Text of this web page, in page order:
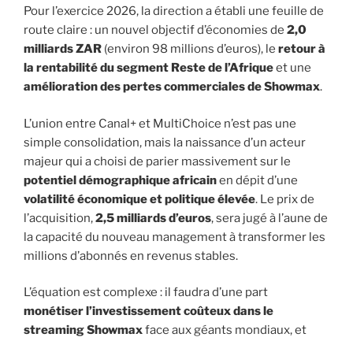
Pour l’exercice 2026, la direction a établi une feuille de
route claire : un nouvel objectif d’économies de 2,0
milliards ZAR (environ 98 millions d’euros), le retour à
la rentabilité du segment Reste de l’Afriqueet une
amélioration des pertes commerciales de Showmax.
L’union entre Canal+ et MultiChoice n’est pas une
simple consolidation, mais la naissance d’un acteur
majeur qui a choisi de parier massivement sur le
potentiel démographique africainen dépit d’une
volatilité économique et politique élevée. Le prix de
l’acquisition,2,5 milliards d’euros, sera jugé à l’aune de
la capacité du nouveau management à transformer les
millions d’abonnés en revenus stables.
L’équation est complexe : il faudra d’une part
monétiser l’investissement coûteux dans le
streaming Showmaxface aux géants mondiaux, et